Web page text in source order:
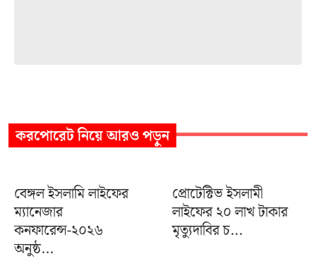
করপোরেটনিয়ে আরও পড়ুন
বেঙ্গল ইসলামি লাইফের
ম্যানেজার
কনফারেন্স-২০২৬
অনুষ্ঠ...
প্রোটেক্টিভ ইসলামী
লাইফের ২০ লাখ টাকার
মৃত্যুদাবির চ...